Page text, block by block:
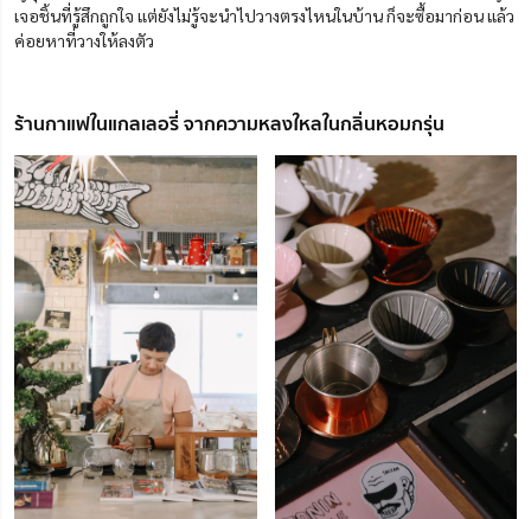
เจอชิ้นที่รู้สึกถูกใจ แต่ยังไม่รู้จะนำไปวางตรงไหนในบ้าน ก็จะซื้อมาก่อน แล้ว
ค่อยหาที่วางให้ลงตัว
ร้านกาแฟในแกลเลอรี่ จากความหลงใหลในกลิ่นหอมกรุ่น